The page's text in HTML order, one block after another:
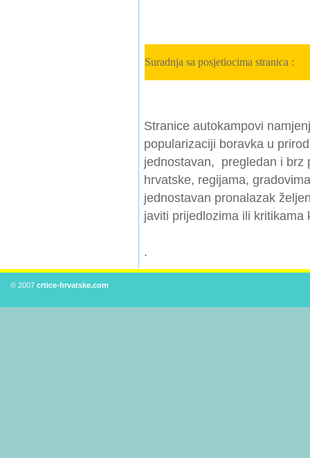
Suradnja sa posjetiocima stranica :
Stranice autokampovi
popularizaciji boravka u
jednostavan, pregledan i brz
hrvatske, regijama,
jednostavan pronalazak
javiti prijedlozima ili
.
© 2007 crtice-hrvatske.com